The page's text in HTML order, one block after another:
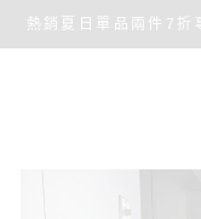
熱銷夏日單品兩件7